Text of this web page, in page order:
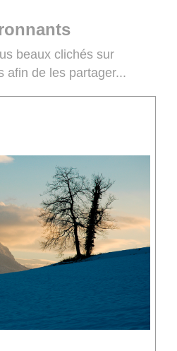
beaux clichés sur
afin de les partager...